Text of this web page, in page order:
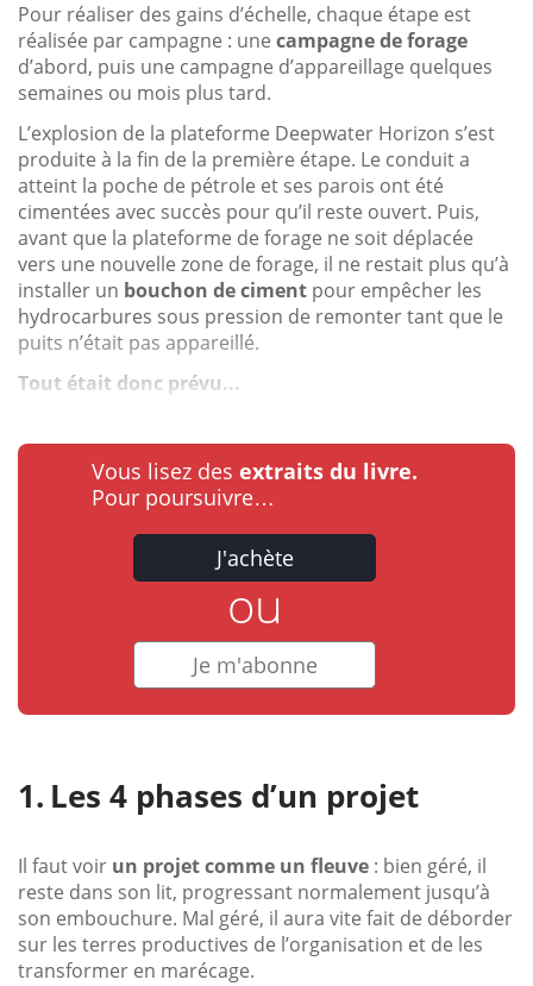
Pour réaliser des gains d’échelle, chaque étape est
réalisée par campagne : une campagne de forage
d’abord, puis une campagne d’appareillage quelques
semaines ou mois plus tard.
L’explosion de la plateforme Deepwater Horizon s’est
produite à la fin de la première étape. Le conduit a
atteint la poche de pétrole et ses parois ont été
cimentées avec succès pour qu’il reste ouvert. Puis,
avant que la plateforme de forage ne soit déplacée
vers une nouvelle zone de forage, il ne restait plus qu’à
installer un bouchon de ciment pour empêcher les
hydrocarbures sous pression de remonter tant que le
puits n’était pas appareillé.
Tout était donc prévu...
Vous lisez des extraits du livre.
Pour poursuivre…
J'achète
ou
Je m'abonne
Les 4 phases d’un projet
Il faut voir un projet comme un fleuve : bien géré, il
reste dans son lit, progressant normalement jusqu’à
son embouchure. Mal géré, il aura vite fait de déborder
sur les terres productives de l’organisation et de les
transformer en marécage.